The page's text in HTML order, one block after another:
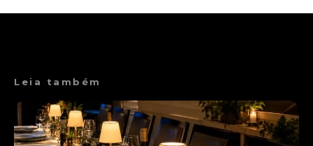
Leia também